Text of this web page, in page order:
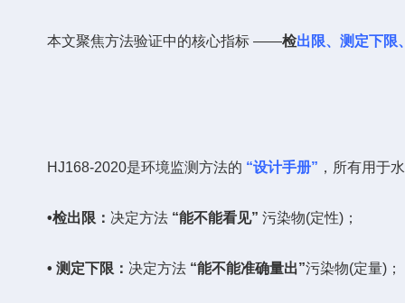
本文聚焦方法验证中的核心指标 ——检出限、测定下限
HJ168-2020是环境监测方法的 “设计手册” ，所有用于
•检出限： 决定方法 “能不能看见” 污染物(定性)；
• 测定下限： 决定方法 “能不能准确量出”污染物(定量)；